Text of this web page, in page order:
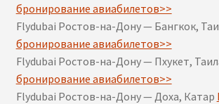
бронирование авиабилетов>>
Flydubai Ростов-на-Дону — Бангкок,
бронирование авиабилетов>>
Flydubai Ростов-на-Дону — Пхукет,
бронирование авиабилетов>>
Flydubai Ростов-на-Дону — Доха, Катар